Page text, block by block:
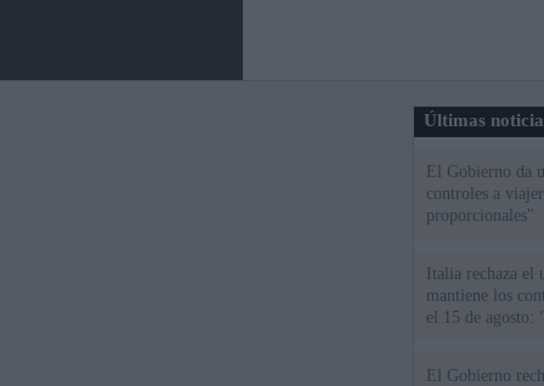
Últimas
El Gobierno da
controles a
proporcionales"
Italia rechaza
mantiene los
el 15 de agosto:
El Gobierno